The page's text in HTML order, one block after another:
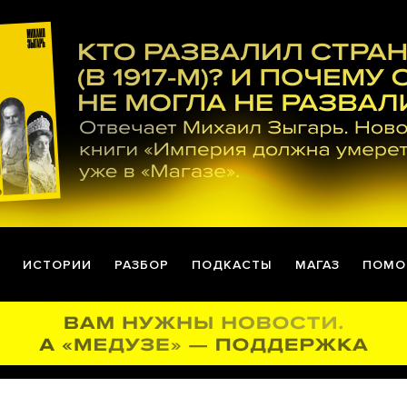
ИСТОРИИ РАЗБОР ПОДКАСТЫ МАГАЗ